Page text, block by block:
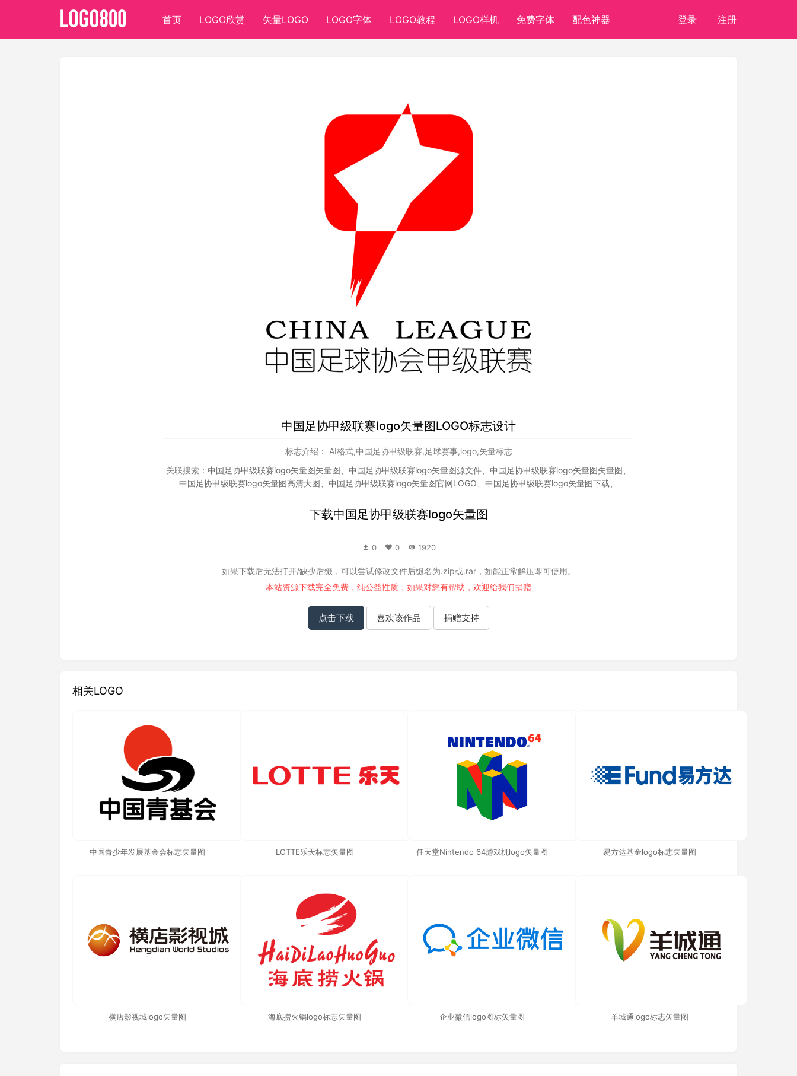
首页 LOGO欣赏 矢量LOGO LOGO字体 LOGO教程 LOGO样机 免费字体 配色神器 登录 注册
中国足协甲级联赛logo矢量图LOGO标志设计
标志介绍： AI格式,中国足协甲级联赛,足球赛事,logo,矢量标志
关联搜索： 中国足协甲级联赛logo矢量图矢量图 、 中国足协甲级联赛logo矢量图源文件、 中国足协甲级联赛logo矢量图失量图 、
中国足协甲级联赛logo矢量图高清大图 、 中国足协甲级联赛logo矢量图官网LOGO、 中国足协甲级联赛logo矢量图下载、
下载中国足协甲级联赛logo矢量图
0 0 1920
如果下载后无法打开/缺少后缀，可以尝试修改文件后缀名为.zip或.rar，如能正常解压即可使用。
本站资源下载完全免费，纯公益性质，如果对您有帮助，欢迎给我们捐赠
点击下载 喜欢该作品 捐赠支持
相关LOGO
中国青少年发展基金会标志矢量图 LOTTE乐天标志矢量图 任天堂Nintendo 64游戏机logo矢量图 易方达基金logo标志矢量图
横店影视城logo矢量图 海底捞火锅logo标志矢量图 企业微信logo图标矢量图 羊城通logo标志矢量图